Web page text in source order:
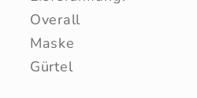
Overall
Maske
Gürtel